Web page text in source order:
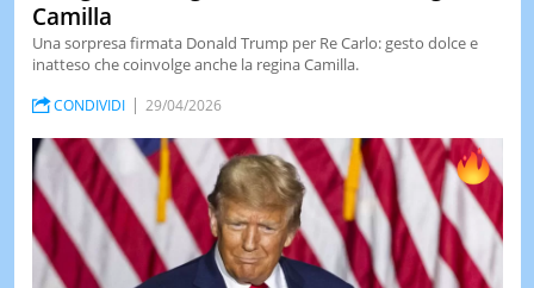
Camilla
Una sorpresa firmata Donald Trump per Re Carlo: gesto dolce e
inatteso che coinvolge anche la regina Camilla.
CONDIVIDI 29/04/2026